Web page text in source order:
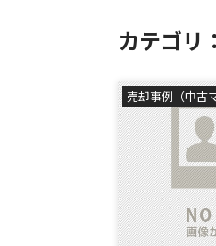
カテゴリ
売却事例（中古